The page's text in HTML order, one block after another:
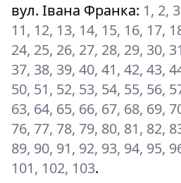
вул. Івана Франка: 1, 2,
11, 12, 13, 14, 15, 16, 17,
24, 25, 26, 27, 28, 29, 30,
37, 38, 39, 40, 41, 42, 43,
50, 51, 52, 53, 54, 55, 56,
63, 64, 65, 66, 67, 68, 69,
76, 77, 78, 79, 80, 81, 82,
89, 90, 91, 92, 93, 94, 95,
101, 102, 103.